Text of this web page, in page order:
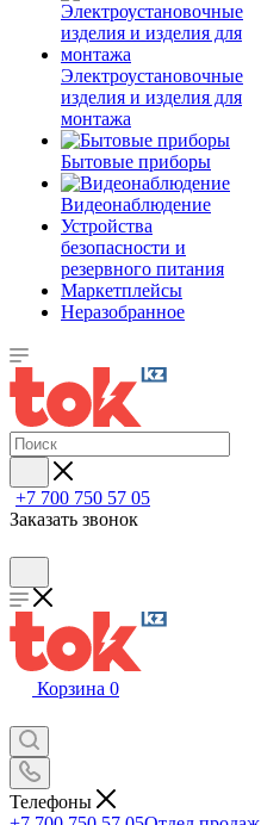
Электроустановочные
изделия и изделия для
монтажа
Бытовые приборы
Видеонаблюдение
Устройства
безопасности и
резервного питания
Маркетплейсы
Неразобранное
+7 700 750 57 05
Заказать звонок
Корзина 0
Телефоны